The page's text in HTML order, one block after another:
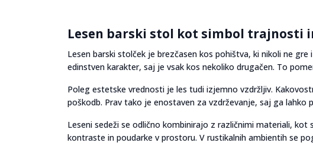
Lesen barski stol kot simbol trajnosti
Lesen barski stolček je brezčasen kos pohištva, ki nikoli ne
edinstven karakter, saj je vsak kos nekoliko drugačen. To
Poleg estetske vrednosti je les tudi izjemno vzdržljiv.
poškodb. Prav tako je enostaven za vzdrževanje, saj ga
Leseni sedeži se odlično kombinirajo z različnimi materiali,
kontraste in poudarke v prostoru. V rustikalnih ambientih se